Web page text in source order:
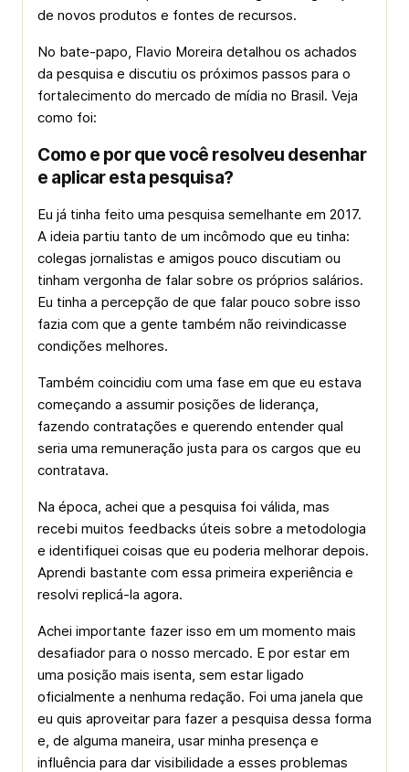
de novos produtos e fontes de recursos.
No bate-papo, Flavio Moreira detalhou os achados
da pesquisa e discutiu os próximos passos para o
fortalecimento do mercado de mídia no Brasil. Veja
como foi:
Como e por que você resolveu desenhar
e aplicar esta pesquisa?
Eu já tinha feito uma pesquisa semelhante em 2017.
A ideia partiu tanto de um incômodo que eu tinha:
colegas jornalistas e amigos pouco discutiam ou
tinham vergonha de falar sobre os próprios salários.
Eu tinha a percepção de que falar pouco sobre isso
fazia com que a gente também não reivindicasse
condições melhores.
Também coincidiu com uma fase em que eu estava
começando a assumir posições de liderança,
fazendo contratações e querendo entender qual
seria uma remuneração justa para os cargos que eu
contratava.
Na época, achei que a pesquisa foi válida, mas
recebi muitos feedbacks úteis sobre a metodologia
e identifiquei coisas que eu poderia melhorar depois.
Aprendi bastante com essa primeira experiência e
resolvi replicá-la agora.
Achei importante fazer isso em um momento mais
desafiador para o nosso mercado. E por estar em
uma posição mais isenta, sem estar ligado
oficialmente a nenhuma redação. Foi uma janela que
eu quis aproveitar para fazer a pesquisa dessa forma
e, de alguma maneira, usar minha presença e
influência para dar visibilidade a esses problemas